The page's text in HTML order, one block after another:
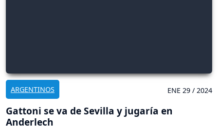
ARGENTINOS ENE 29 / 2024
Gattoni se va de Sevilla y jugaría en
Anderlech